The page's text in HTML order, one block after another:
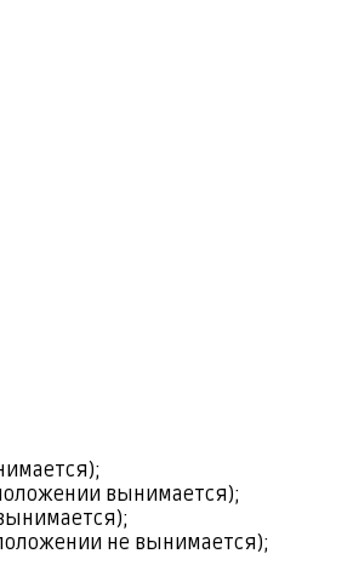
вынимается);
не вынимается);